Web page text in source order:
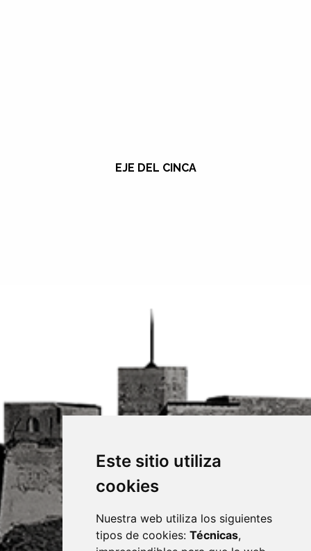
Este sitio utiliza
cookies
Nuestra web utiliza los siguientes
tipos de cookies: Técnicas,
EJE DEL CINCA